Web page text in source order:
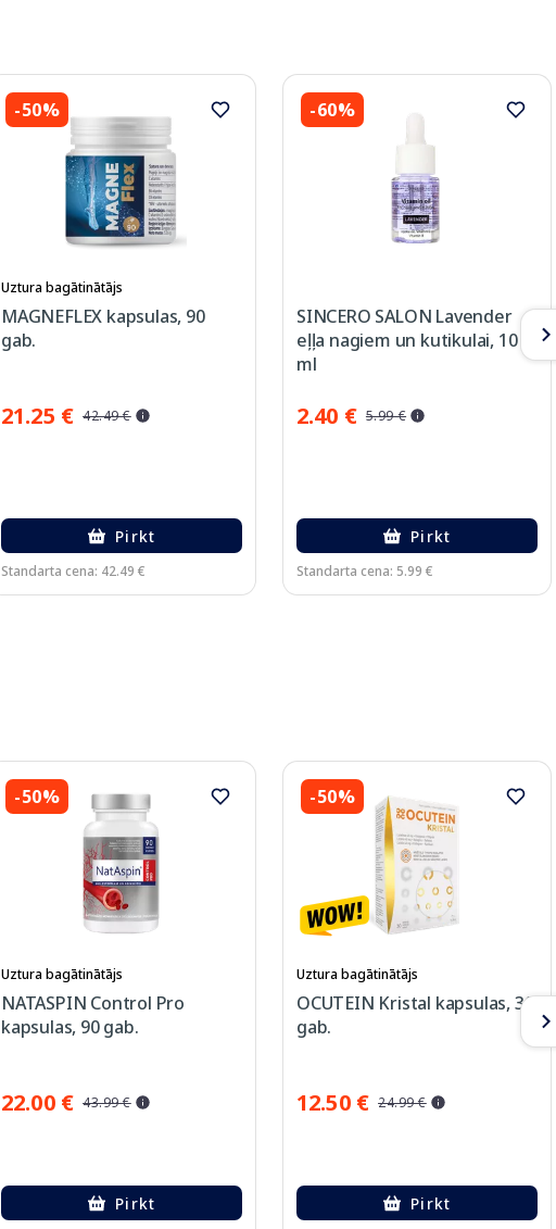
-50%
Uztura bagātinātājs
MAGNEFLEX kapsulas, 90
gab.
21.25 € 42.49 €
Pirkt
Standarta cena: 42.49 €
-60%
SINCERO SALON Lavender
eļļa nagiem un kutikulai, 10
ml
2.40 € 5.99 €
Pirkt
Standarta cena: 5.99 €
-50%
Uztura bagātinātājs
NATASPIN Control Pro
kapsulas, 90 gab.
22.00 € 43.99 €
Pirkt
-50%
Uztura bagātinātājs
OCUTEIN Kristal kapsulas, 30
gab.
12.50 € 24.99 €
Pirkt